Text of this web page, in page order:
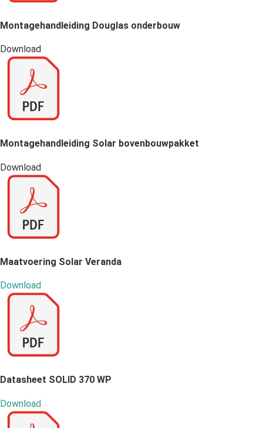
Montagehandleiding Douglas onderbouw
Download
Montagehandleiding Solar bovenbouwpakket
Download
Maatvoering Solar Veranda
Download
Datasheet SOLID 370 WP
Download